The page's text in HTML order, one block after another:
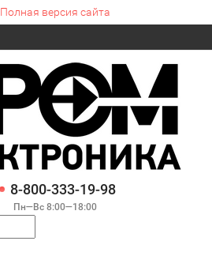
Полная версия сайта
8-800-333-19-98
Пн—Вс 8:00—18:00